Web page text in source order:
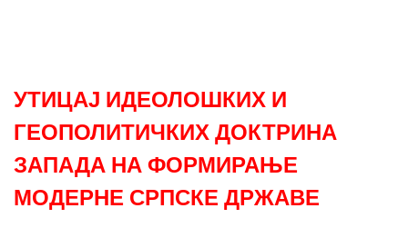
УТИЦАЈ ИДЕОЛОШКИХ И
ГЕОПОЛИТИЧКИХ ДОКТРИНА
ЗАПАДА НА ФОРМИРАЊЕ
МОДЕРНЕ СРПСКЕ ДРЖАВЕ